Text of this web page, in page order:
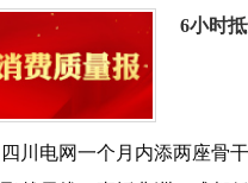
四川电网一个月内添两座骨干站点！大千500